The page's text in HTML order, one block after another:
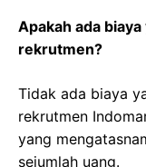
Apakah ada
rekrutmen?
Tidak ada biaya
rekrutmen
yang
sejumlah uang.